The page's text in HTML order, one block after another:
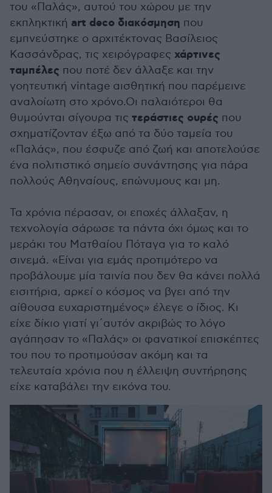
του «Παλάς», αυτού του χώρου με την
εκπληκτική art deco διακόσμηση που
εμπνεύστηκε ο αρχιτέκτονας Βασίλειος
Κασσάνδρας, τις χειρόγραφες χάρτινες
ταμπέλες που ποτέ δεν άλλαξε και την
γοητευτική vintage αισθητική που παρέμεινε
αναλοίωτη στο χρόνο.Οι παλαιότεροι θα
θυμούνται σίγουρα τις τεράστιες ουρές που
σχηματίζονταν έξω από τα δύο ταμεία του
«Παλάς», που έσφυζε από ζωή και αποτελούσε
ένα πολιτιστικό σημείο συνάντησης για πάρα
πολλούς Αθηναίους, επώνυμους και μη.
Τα χρόνια πέρασαν, οι εποχές άλλαξαν, η
τεχνολογία σάρωσε τα πάντα όχι όμως και το
μεράκι του Ματθαίου Πόταγα για το καλό
σινεμά. «Είναι για εμάς προτιμότερο να
προβάλουμε μία ταινία που δεν θα κάνει πολλά
εισιτήρια, αρκεί ο κόσμος να βγει από την
αίθουσα ευχαριστημένος» έλεγε ο ίδιος. Κι
είχε δίκιο γιατί γι΄αυτόν ακριβώς το λόγο
αγάπησαν το «Παλάς» οι φανατικοί επισκέπτες
του που το προτιμούσαν ακόμη και τα
τελευταία χρόνια που η έλλειψη συντήρησης
είχε καταβάλει την εικόνα του.